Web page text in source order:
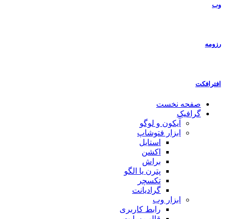
وب
رزومه
افترافکت
صفحه نخست
گرافیک
آیکون و لوگو
ابزار فتوشاپ
استایل
اکشن
براش
پترن یا الگو
تکسچر
گرادیانت
ابزار وب
رابط کاربری